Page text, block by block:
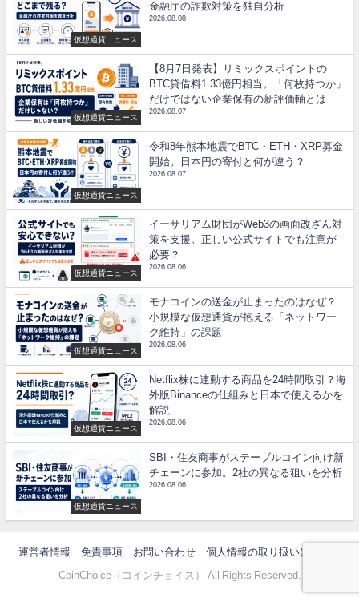
仮想通貨ニュース
金融庁の詐欺対策を独自分析
2026.08.08
仮想通貨ニュース
【8月7日発表】リミックスポイントの
BTC貸借料1.33億円相当。「何枚持つか」
だけではない企業保有の新評価軸とは
2026.08.07
仮想通貨ニュース
令和8年熊本地震でBTC・ETH・XRP募金
開始。日本円の寄付と何が違う？
2026.08.07
仮想通貨ニュース
イーサリアム財団がWeb3の画面改ざん対
策を支援。正しい公式サイトでも注意が
必要？
2026.08.06
仮想通貨ニュース
モナコインの送金が止まったのはなぜ？
小規模な仮想通貨が抱える「ネットワー
ク維持」の課題
2026.08.06
仮想通貨ニュース
Netflix株に連動する商品を24時間取引？海
外版Binanceの仕組みと日本で使えるかを
解説
2026.08.06
仮想通貨ニュース
SBI・住友商事がステーブルコイン向け新
チェーンに参加。2社の異なる狙いを分析
2026.08.06
運営者情報 免責事項 お問い合わせ 個人情報の取り扱いについて
CoinChoice（コインチョイス） All Rights Reserved.